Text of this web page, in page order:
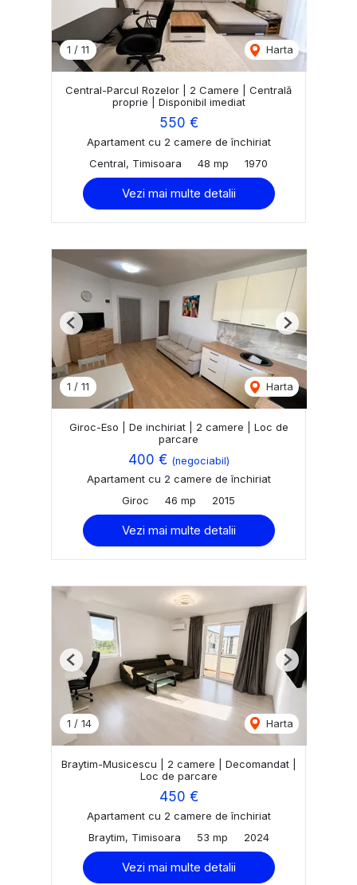
1 / 11 Harta
Central-Parcul Rozelor | 2 Camere | Centrală
proprie | Disponibil imediat
550 €
Apartament cu 2 camere de închiriat
Central, Timisoara
48 mp 1970
Vezi mai multe detalii
1 / 11 Harta
Previous Next
Giroc-Eso | De inchiriat | 2 camere | Loc de
parcare
400 € (negociabil)
Apartament cu 2 camere de închiriat
Giroc
46 mp 2015
Vezi mai multe detalii
1 / 14 Harta
Previous Next
Braytim-Musicescu | 2 camere | Decomandat |
Loc de parcare
450 €
Apartament cu 2 camere de închiriat
Braytim, Timisoara
53 mp 2024
Vezi mai multe detalii